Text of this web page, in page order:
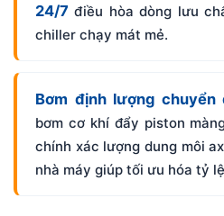
24/7 điều hòa dòng lưu
chiller chạy mát mẻ.
Bơm định lượng chuyển
bơm cơ khí đẩy piston
chính xác lượng dung môi
nhà máy giúp tối ưu hóa tỷ